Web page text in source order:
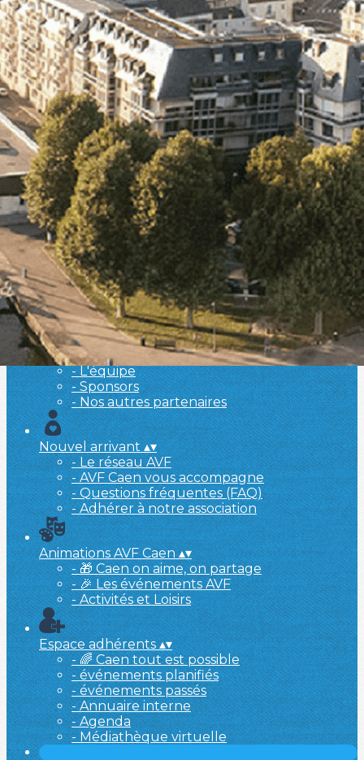
Exporter les lignes sélectionnées
Exporter toutes les colonnes
Exporter uniquement les colonnes affichées
Menu
<
>
- 🎁 Caen on aime, on partage
- 🎉 Les événements AVF
- Activités et Loisirs
Ajoutez un logo, un bouton, des réseaux sociaux
Cliquez pour éditer
L'association▴▾
- L'association
- Brochure
- L'équipe
- Sponsors
- Nos autres partenaires
Nouvel arrivant▴▾
- Le réseau AVF
- AVF Caen vous accompagne
- Questions fréquentes (FAQ)
- Adhérer à notre association
Animations AVF Caen▴▾
- 🎁 Caen on aime, on partage
- 🎉 Les événements AVF
- Activités et Loisirs
Espace adhérents▴▾
- 🌈 Caen tout est possible
- événements planifiés
- événements passés
- Annuaire interne
- Agenda
- Médiathèque virtuelle